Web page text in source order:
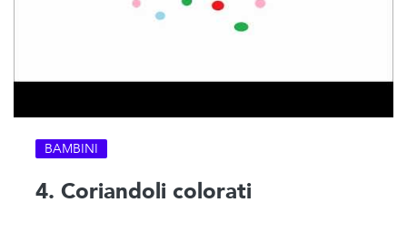
BAMBINI
4. Coriandoli colorati